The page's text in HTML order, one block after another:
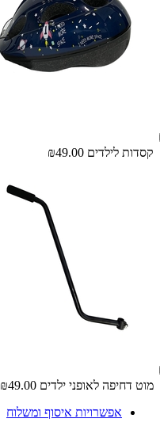
קסדות לילדים ₪49.00
מוט דחיפה לאופני ילדים ₪49.00
אפשרויות איסוף ומשלוח